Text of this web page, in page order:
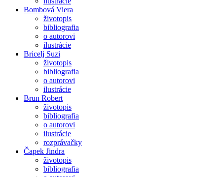
Bombová Viera
životopis
bibliografia
o autorovi
ilustrácie
Bricelj Suzi
životopis
bibliografia
o autorovi
ilustrácie
Brun Robert
životopis
bibliografia
o autorovi
ilustrácie
rozprávačky
Čapek Jindra
životopis
bibliografia